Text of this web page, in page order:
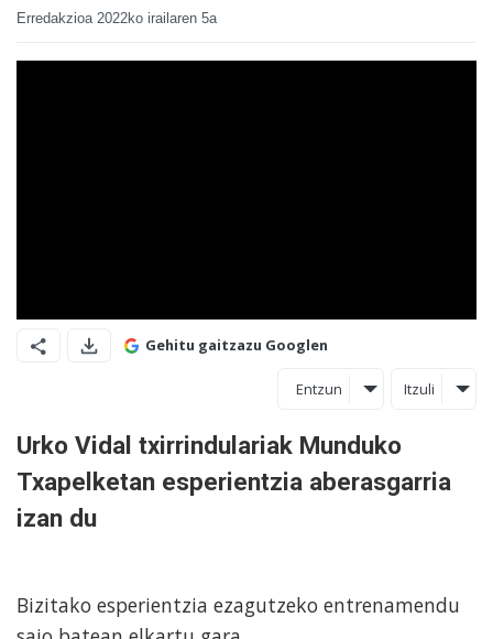
Erredakzioa 2022ko irailaren 5a
Gehitu gaitzazu Googlen
Entzun Itzuli
Urko Vidal txirrindulariak Munduko
Txapelketan esperientzia aberasgarria
izan du
Bizitako esperientzia ezagutzeko entrenamendu